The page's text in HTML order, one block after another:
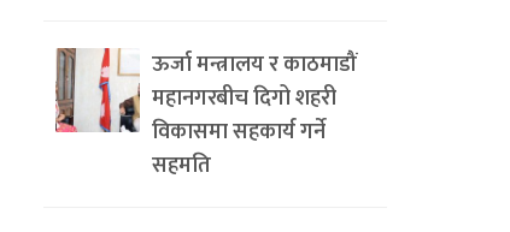
ऊर्जा मन्त्रालय र काठमाडौं
महानगरबीच दिगो शहरी
विकासमा सहकार्य गर्ने
सहमति